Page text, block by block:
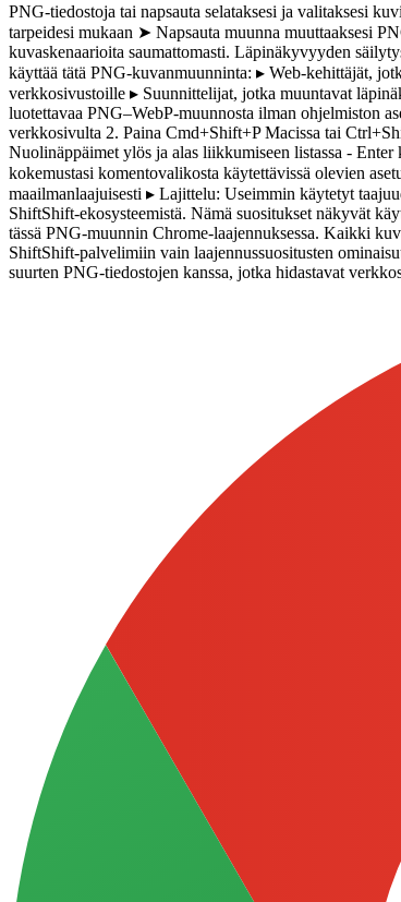
PNG-tiedostoja tai napsauta selataksesi ja valitaksesi
tarpeidesi mukaan ➤ Napsauta muunna muuttaaksesi
kuvaskenaarioita saumattomasti. Läpinäkyvyyden
käyttää tätä PNG-kuvanmuunninta: ▸ Web-kehittäjät,
verkkosivustoille ▸ Suunnittelijat, jotka muuntavat
luotettavaa PNG–WebP-muunnosta ilman ohjelmiston
verkkosivulta 2. Paina Cmd+Shift+P Macissa tai
Nuolinäppäimet ylös ja alas liikkumiseen listassa -
kokemustasi komentovalikosta käytettävissä olevien
maailmanlaajuisesti ▸ Lajittelu: Useimmin käytetyt
ShiftShift-ekosysteemistä. Nämä suositukset näkyvät
tässä PNG-muunnin Chrome-laajennuksessa. Kaikki
ShiftShift-palvelimiin vain laajennussuositusten
suurten PNG-tiedostojen kanssa, jotka hidastavat